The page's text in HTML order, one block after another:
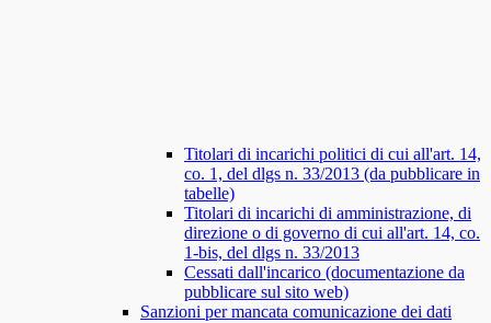
Titolari di incarichi politici di cui all'art. 14,
co. 1, del dlgs n. 33/2013 (da pubblicare in
tabelle)
Titolari di incarichi di amministrazione, di
direzione o di governo di cui all'art. 14, co.
1-bis, del dlgs n. 33/2013
Cessati dall'incarico (documentazione da
pubblicare sul sito web)
Sanzioni per mancata comunicazione dei dati